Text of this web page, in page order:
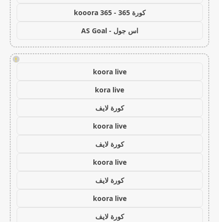
كورة 365 - kooora 365
اس جول - AS Goal
!
koora live
kora live
كورة لايف
koora live
كورة لايف
koora live
كورة لايف
koora live
كورة لايف